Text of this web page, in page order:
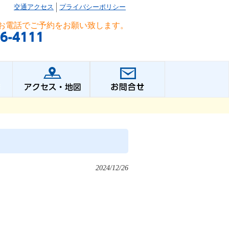
交通アクセス プライバシーポリシー
電話でご予約をお願い致します。
2024/12/26